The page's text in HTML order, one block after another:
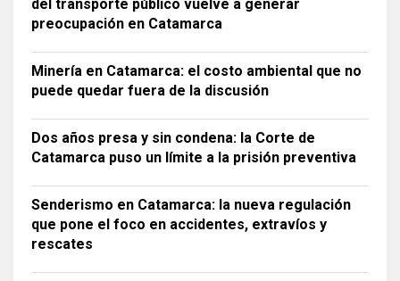
del transporte público vuelve a generar
preocupación en Catamarca
Minería en Catamarca: el costo ambiental que no
puede quedar fuera de la discusión
Dos años presa y sin condena: la Corte de
Catamarca puso un límite a la prisión preventiva
Senderismo en Catamarca: la nueva regulación
que pone el foco en accidentes, extravíos y
rescates